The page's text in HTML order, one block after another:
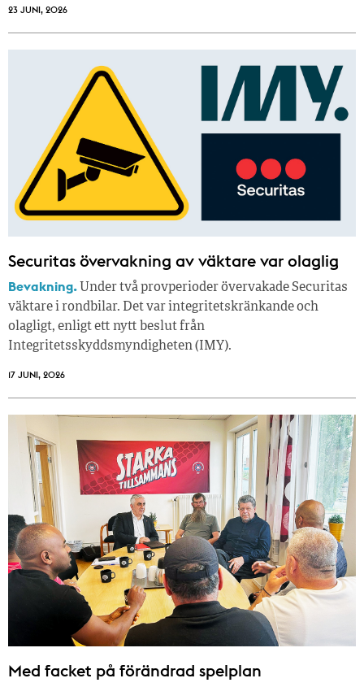
23 JUNI, 2026
Securitas övervakning av väktare var olaglig
Bevakning. Under två provperioder övervakade Securitas
väktare i rondbilar. Det var integritetskränkande och
olagligt, enligt ett nytt beslut från
Integritetsskyddsmyndigheten (IMY).
17 JUNI, 2026
Med facket på förändrad spelplan